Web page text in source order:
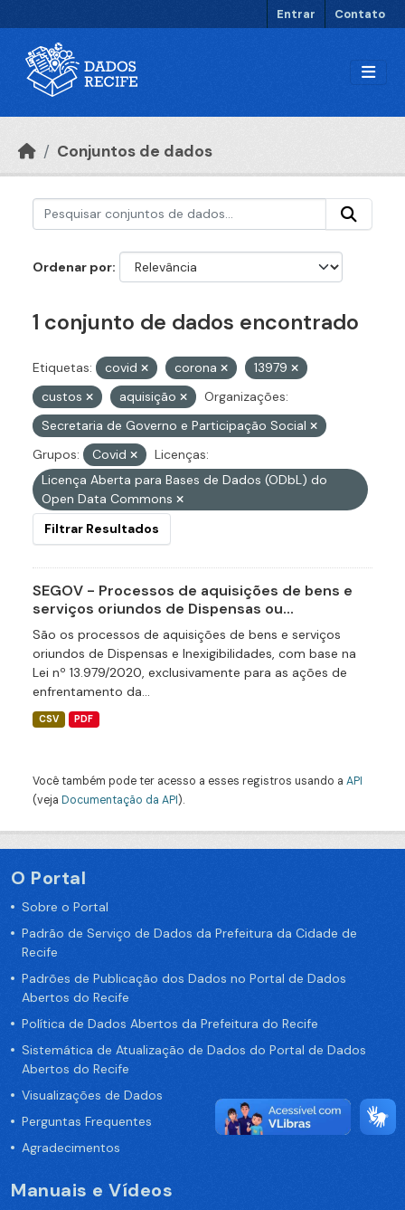
Entrar Contato
Conjuntos de dados
Ordenar por
1 conjunto de dados encontrado
Etiquetas: covid corona
13979
custos
aquisição
Organizações:
Secretaria de Governo e Participação Social
Grupos:
Covid
Licenças:
Licença Aberta para Bases de Dados (ODbL) do
Open Data Commons
Filtrar Resultados
SEGOV - Processos de aquisições de bens e
serviços oriundos de Dispensas ou...
São os processos de aquisições de bens e serviços
oriundos de Dispensas e Inexigibilidades, com base na
Lei nº 13.979/2020, exclusivamente para as ações de
enfrentamento da...
CSV PDF
Você também pode ter acesso a esses registros usando a API
(veja Documentação da API).
O Portal
Sobre o Portal
Padrão de Serviço de Dados da Prefeitura da Cidade de
Recife
Padrões de Publicação dos Dados no Portal de Dados
Abertos do Recife
Política de Dados Abertos da Prefeitura do Recife
Sistemática de Atualização de Dados do Portal de Dados
Abertos do Recife
Visualizações de Dados
Perguntas Frequentes
Agradecimentos
Manuais e Vídeos